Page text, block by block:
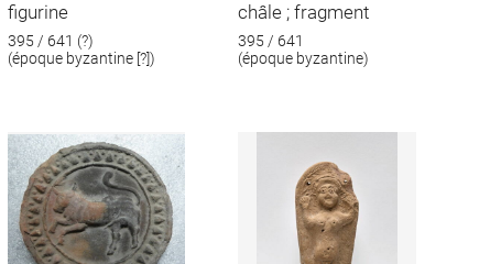
figurine
395 / 641 (?)
(époque byzantine [?])
châle ; fragment
395 / 641
(époque byzantine)